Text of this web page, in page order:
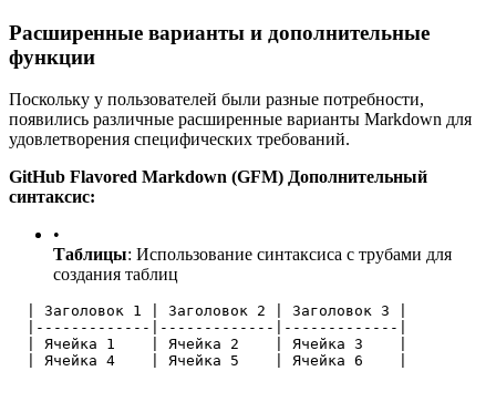
Расширенные варианты и дополнительные
функции
Поскольку у пользователей были разные потребности,
появились различные расширенные варианты Markdown для
удовлетворения специфических требований.
GitHub Flavored Markdown (GFM) Дополнительный
синтаксис:
•
Таблицы: Использование синтаксиса с трубами для
создания таблиц
  | Заголовок 1 | Заголовок 2 | Заголовок 3 |
  |-------------|-------------|-------------|
  | Ячейка 1    | Ячейка 2    | Ячейка 3    |
  | Ячейка 4    | Ячейка 5    | Ячейка 6    |